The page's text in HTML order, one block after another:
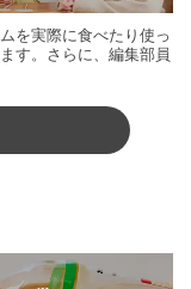
を実際に食べたり使っ
す。さらに、編集部員